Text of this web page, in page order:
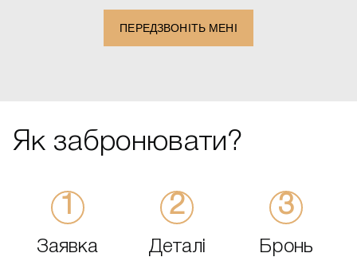
ПЕРЕДЗВОНІТЬ МЕНІ
Як забронювати?
Заявка Деталі Бронь